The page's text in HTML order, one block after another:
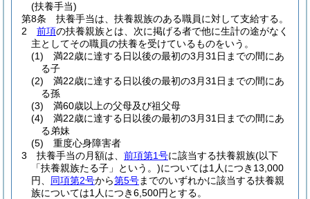
(扶養手当)
第8条
扶養手当は、扶養親族のある職員に対して支給する。
2
前項の扶養親族とは、次に掲げる者で他に生計の途がなく
主としてその職員の扶養を受けているものをいう。
(1)
満22歳に達する日以後の最初の3月31日までの間にあ
る子
(2)
満22歳に達する日以後の最初の3月31日までの間にあ
る孫
(3)
満60歳以上の父母及び祖父母
(4)
満22歳に達する日以後の最初の3月31日までの間にあ
る弟妹
(5)
重度心身障害者
3
扶養手当の月額は、 前項第1号に該当する扶養親族(以下
「扶養親族たる子」という。)については1人につき13,000
円、 同項第2号から第5号までのいずれかに該当する扶養親
族については1人につき6,500円とする。